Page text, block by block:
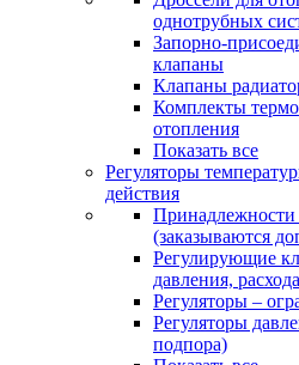
однотрубных
Запорно-
клапаны
Клапаны
Комплекты
отопления
Показать все
Регуляторы
действия
Принадлежности
(заказываются
Регулирующие
давления,
Регуляторы –
Регуляторы
подпора)